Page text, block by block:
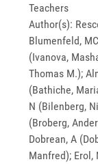
Teachers
Author(s):
Blumenfeld,
(Ivanova,
Thomas M.);
(Bathiche,
N (Bilenberg,
(Broberg,
Dobrean, A
Manfred); Erol,